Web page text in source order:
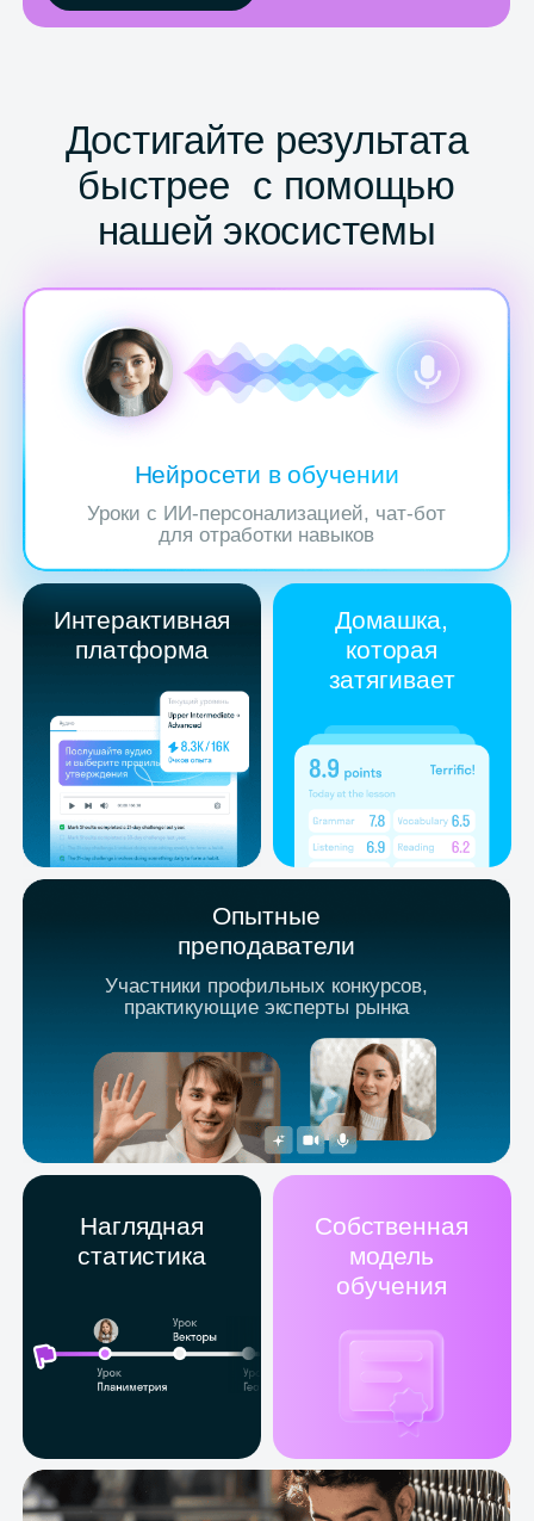
Участники профильных конкурсов,
практикующие эксперты рынка
Интерактивная
платформа
Собственная
обучения
Удобное
Домашка,
которая
статистика
Обучение на основе
реальных кейсов и ситуаций
Разговорные
клубы, лекции,
вебинары
и мастер-
классы
Доверяйте учёбу надёжному
партнёру